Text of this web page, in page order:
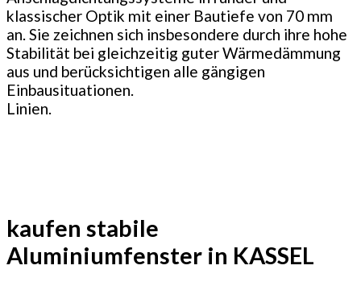
klassischer Optik mit einer Bautiefe von 70 mm
an. Sie zeichnen sich insbesondere durch ihre hohe
Stabilität bei gleichzeitig guter Wärmedämmung
aus und berücksichtigen alle gängigen
Einbausituationen.
Linien.
kaufen stabile
Aluminiumfenster in KASSEL